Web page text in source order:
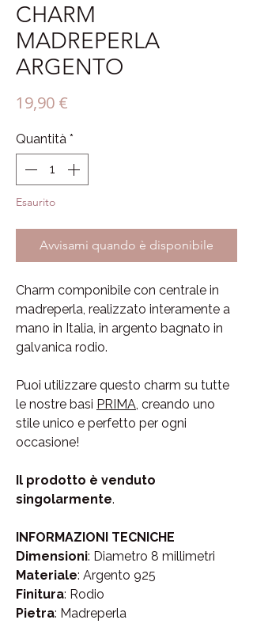
CHARM
MADREPERLA
ARGENTO
19,90 €
Quantità *
Esaurito
Avvisami quando è disponibile
Charm componibile con centrale in
madreperla, realizzato interamente a
mano in Italia, in argento bagnato in
galvanica rodio.
Puoi utilizzare questo charm su tutte
le nostre basi PRIMA, creando uno
stile unico e perfetto per ogni
occasione!
Il prodotto è venduto
singolarmente.
INFORMAZIONI TECNICHE
Dimensioni: Diametro 8 millimetri
Materiale: Argento 925
Finitura: Rodio
Pietra: Madreperla